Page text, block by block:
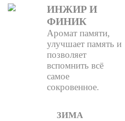
ИНЖИР И
ФИНИК
Аромат памяти,
улучшает память и
позволяет
вспомнить всё
самое
сокровенное.
ЗИМА